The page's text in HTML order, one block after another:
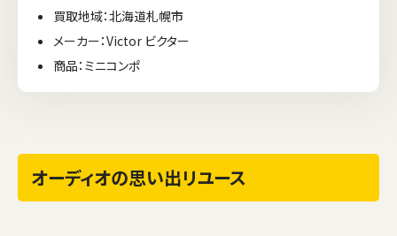
買取地域：北海道札幌市
メーカー：Victor ビクター
商品：ミニコンポ
オーディオの思い出リユース